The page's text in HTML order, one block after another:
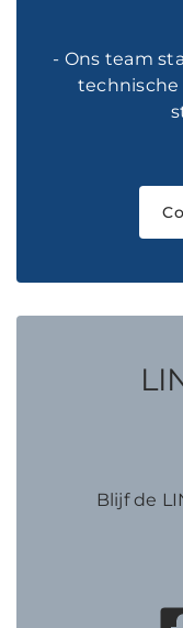
- Ons team
technische
Blijf de